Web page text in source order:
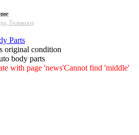
Телевизор
Parts
original condition
body parts
with page 'news'Cannot find 'middle'